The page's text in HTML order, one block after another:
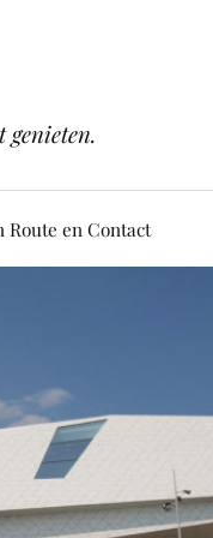
Route en Contact